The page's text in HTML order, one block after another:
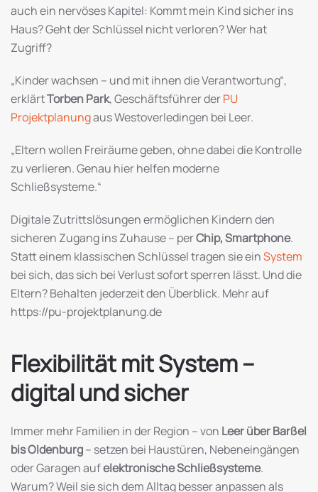
auch ein nervöses Kapitel: Kommt mein Kind sicher ins
Haus? Geht der Schlüssel nicht verloren? Wer hat
Zugriff?
„Kinder wachsen – und mit ihnen die Verantwortung“,
erklärtTorben Park, Geschäftsführer derPU
Projektplanungaus Westoverledingen bei Leer.
„Eltern wollen Freiräume geben, ohne dabei die Kontrolle
zu verlieren. Genau hier helfen moderne
Schließsysteme.“
Digitale Zutrittslösungen ermöglichen Kindern den
sicheren Zugang ins Zuhause – perChip, Smartphone.
Statt einem klassischen Schlüssel tragen sie einSystem
bei sich, das sich bei Verlust sofort sperren lässt. Und die
Eltern? Behalten jederzeit den Überblick. Mehr auf
https://pu-projektplanung.de
Flexibilität mit System –
digital und sicher
Immer mehr Familien in der Region – von Leer über Barßel
bis Oldenburg– setzen bei Haustüren, Nebeneingängen
oder Garagen aufelektronische Schließsysteme.
Warum? Weil sie sich dem Alltag besser anpassen als